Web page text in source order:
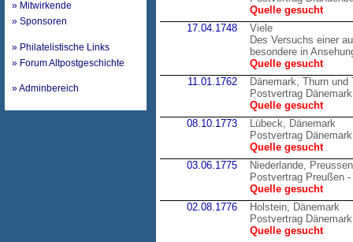
» Mitwirkende
» Sponsoren
» Philatelistische Links
» Forum Altpostgeschichte
» Adminbereich
Quelle gesucht
17.04.1748
Viele
Des Versuchs einer
besondere in
Quelle gesucht
11.01.1762
Dänemark, Thurn und
Postvertrag
Quelle gesucht
08.10.1773
Lübeck, Dänemark
Postvertrag
Quelle gesucht
03.06.1775
Niederlande, Preussen
Postvertrag Preußen
Quelle gesucht
02.08.1776
Holstein, Dänemark
Postvertrag
Quelle gesucht